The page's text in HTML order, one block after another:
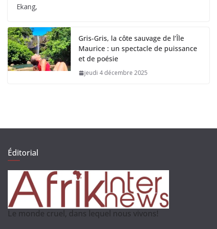
Ekang,
Gris-Gris, la côte sauvage de l’Île
Maurice : un spectacle de puissance
et de poésie
jeudi 4 décembre 2025
Éditorial
Le monde cruel, dans lequel nous vivons!